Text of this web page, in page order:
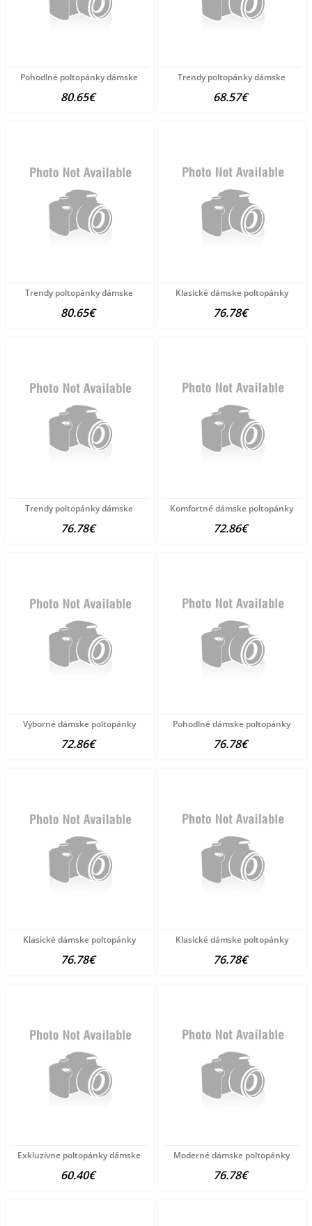
Pohodlné poltopánky dámske
80.65€
Trendy poltopánky dámske
68.57€
Trendy poltopánky dámske
80.65€
Klasické dámske poltopánky
76.78€
Trendy poltopánky dámske
76.78€
Komfortné dámske poltopánky
72.86€
Výborné dámske poltopánky
72.86€
Pohodlné dámske poltopánky
76.78€
Klasické dámske poltopánky
76.78€
Klasické dámske poltopánky
76.78€
Exkluzívne poltopánky dámske
60.40€
Moderné dámske poltopánky
76.78€